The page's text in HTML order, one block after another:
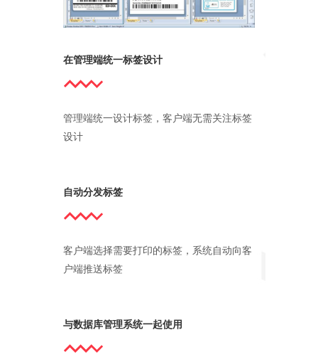
在管理端统一标签设计
管理端统一设计标签，客户端无需关注标签
设计
自动分发标签
客户端选择需要打印的标签，系统自动向客
户端推送标签
与数据库管理系统一起使用